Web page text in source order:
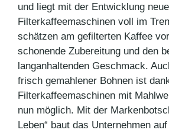
und liegt mit der Entwicklung
Filterkaffeemaschinen voll im
schätzen am gefilterten Kaffee
schonende Zubereitung und den
langanhaltenden Geschmack.
frisch gemahlener Bohnen ist
Filterkaffeemaschinen mit
nun möglich. Mit der
Leben“ baut das Unternehmen